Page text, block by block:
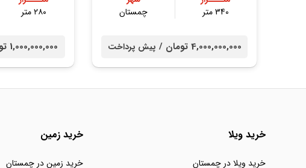
340 متر
چمستان
4,000,000,000 تومان / پیش پرداخت
۲۸۰ متر
1,000,000,000 تومان /
خرید ویلا
خرید ویلا در چمستان
خرید زمین
خرید زمین در چمستان